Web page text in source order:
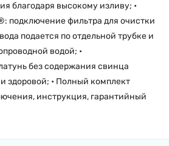
благодаря высокому изливу; •
подключение фильтра для очистки
подается по отдельной трубке и
водой; •
без содержания свинца
здоровой; • Полный комплект
инструкция, гарантийный